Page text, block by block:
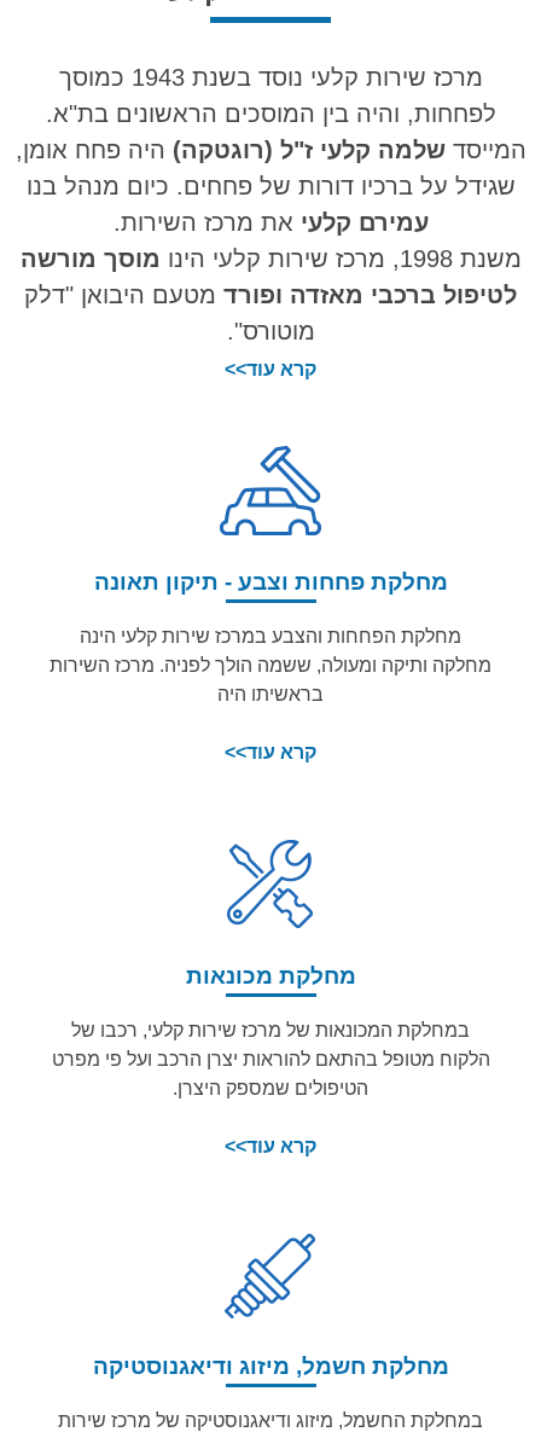
מרכז שירות קלעי נוסד בשנת 1943 כמוסך
לפחחות, והיה בין המוסכים הראשונים בת"א.
המייסדשלמה קלעי ז"ל (רוגטקה) היה פחח אומן,
שגידל על ברכיו דורות של פחחים. כיום מנהל בנו
עמירם קלעי את מרכז השירות.
משנת 1998, מרכז שירות קלעי הינו
מוסך מורשה
לטיפול ברכבי מאזדה ופורד מטעם היבואן "דלק
מוטורס".
קרא עוד>>
מחלקת פחחות וצבע - תיקון תאונה
מחלקת הפחחות והצבע במרכז שירות קלעי הינה
מחלקה ותיקה ומעולה, ששמה הולך לפניה. מרכז השירות
בראשיתו היה
קרא עוד>>
מחלקת מכונאות
במחלקת המכונאות של מרכז שירות קלעי, רכבו של
הלקוח מטופל בהתאם להוראות יצרן הרכב ועל פי מפרט
הטיפולים שמספק היצרן.
קרא עוד>>
מחלקת חשמל, מיזוג ודיאגנוסטיקה
במחלקת החשמל, מיזוג ודיאגנוסטיקה של מרכז שירות